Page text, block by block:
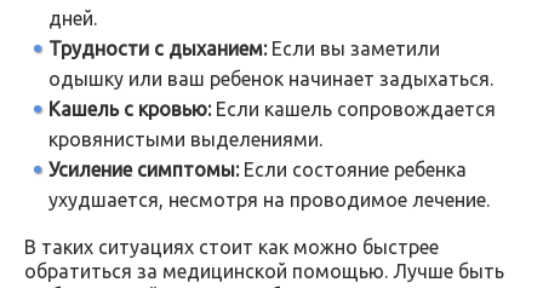
дней.
Трудности с дыханием:Если вы заметили
одышку или ваш ребенок начинает задыхаться.
Кашель с кровью:Если кашель сопровождается
кровянистыми выделениями.
Усиление симптомы:Если состояние ребенка
ухудшается, несмотря на проводимое лечение.
В таких ситуациях стоит как можно быстрее
обратиться за медицинской помощью. Лучше быть